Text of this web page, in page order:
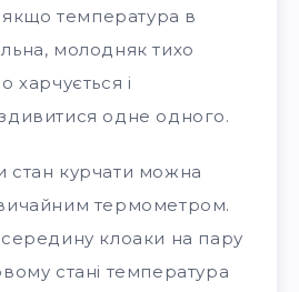
якщо температура в
молодняк тихо
харчується і
одне одного.
стан курчати можна
термометром.
клоаки на пару
стані температура